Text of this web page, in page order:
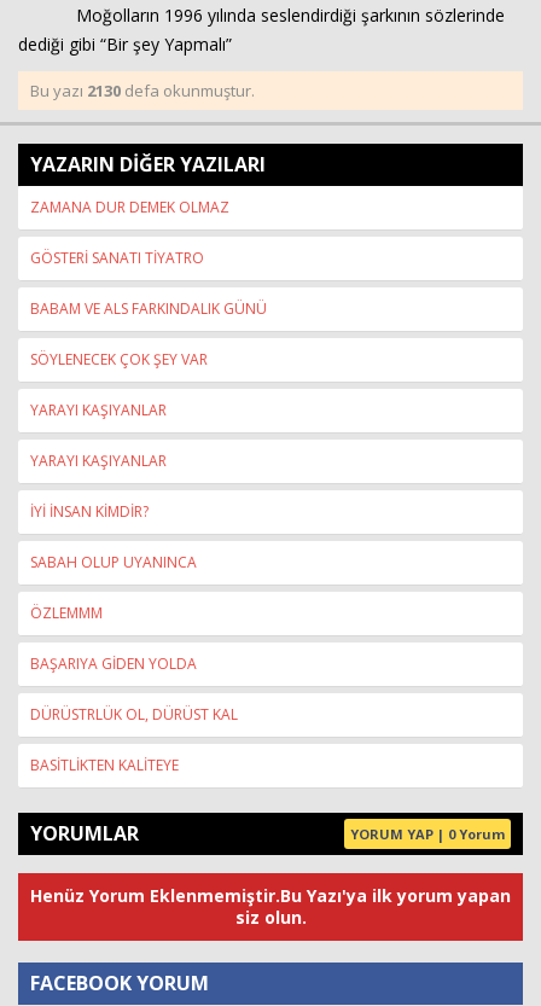
Moğolların 1996 yılında seslendirdiği şarkının sözlerinde
dediği gibi “Bir şey Yapmalı”
Bu yazı 2130 defa okunmuştur.
YAZARIN DİĞER YAZILARI
ZAMANA DUR DEMEK OLMAZ
GÖSTERİ SANATI TİYATRO
BABAM VE ALS FARKINDALIK GÜNÜ
SÖYLENECEK ÇOK ŞEY VAR
YARAYI KAŞIYANLAR
YARAYI KAŞIYANLAR
İYİ İNSAN KİMDİR?
SABAH OLUP UYANINCA
ÖZLEMMM
BAŞARIYA GİDEN YOLDA
DÜRÜSTRLÜK OL, DÜRÜST KAL
BASİTLİKTEN KALİTEYE
YORUMLAR YORUM YAP | 0 Yorum
Henüz Yorum Eklenmemiştir.Bu Yazı'ya ilk yorum yapan
siz olun.
FACEBOOK YORUM